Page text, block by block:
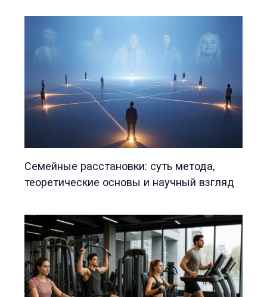
Семейные расстановки: суть метода,
теоретические основы и научный взгляд